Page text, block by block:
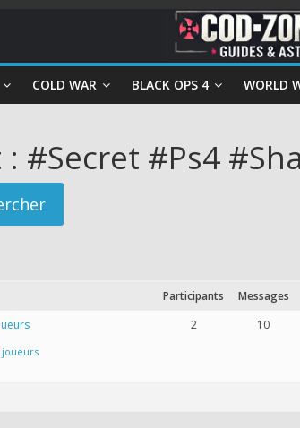
COLD WAR BLACK OPS 4 WORLD
#Secret #Ps4
Participants Messages
joueurs
2 10